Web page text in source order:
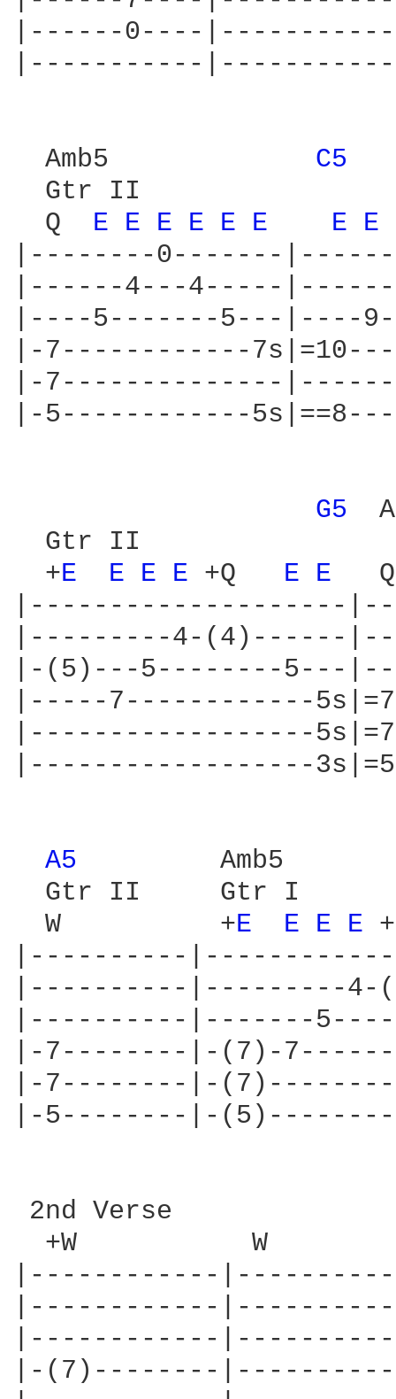
|------0----
|-----------|-----------
  Amb5
C5
  Gtr II
  Q
E E E E E E E E
|--------0-------
|------4---4-----
|----5-------5---|----
|-7------------
|-7--------------
|-5------------
G5
  Gtr II
  +
E E E E +Q E E
|--------------------
|---------4-(4)------
|-(5)---5--------5---
|-----7------------
|------------------
|------------------
A5
        Amb5
  Gtr II     Gtr I
  W          +
E E E E +
|----------
|----------|---------4-
|----------|-------
|-7--------|-(7)-
|-7--------|-
|-5--------|-
2nd Verse
+W           W
|------------
|------------
|------------
|-(7)--------